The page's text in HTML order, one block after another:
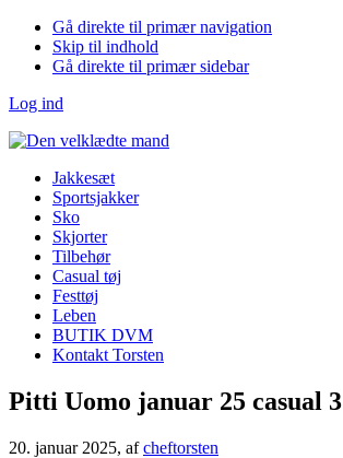
Gå direkte til primær navigation
Skip til indhold
Gå direkte til primær sidebar
Log ind
Jakkesæt
Sportsjakker
Sko
Skjorter
Tilbehør
Casual tøj
Festtøj
Leben
BUTIK DVM
Kontakt Torsten
Pitti Uomo januar 25 casual 3
20. januar 2025, afcheftorsten